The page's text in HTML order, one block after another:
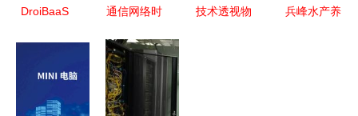
DroiBaaS
型云服务与
网络技术新
通信网络时
探析 PTP
网络授时服
务器的原理
技术透视物
兵峰水产养